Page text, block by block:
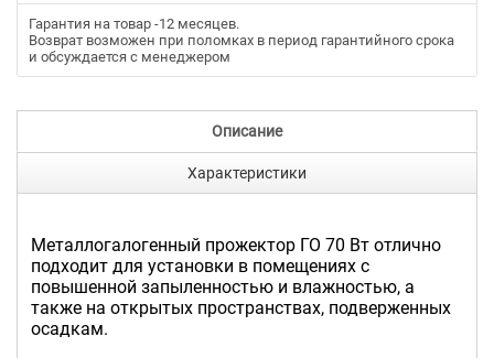
Гарантия на товар -12 месяцев.
Возврат возможен при поломках в период гарантийного срока
и обсуждается с менеджером
Описание
Характеристики
Металлогалогенный прожектор ГО 70 Вт отлично
подходит для установки в помещениях с
повышенной запыленностью и влажностью, а
также на открытых пространствах, подверженных
осадкам.